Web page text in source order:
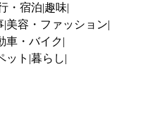
・宿泊 趣味
美容・ファッション
車・バイク
ット 暮らし